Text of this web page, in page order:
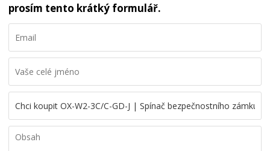
prosím tento krátký formulář.